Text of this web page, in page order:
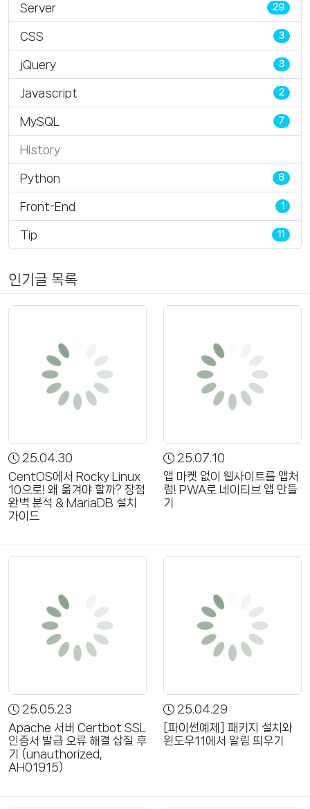
Server 29
CSS 3
jQuery 3
Javascript 2
MySQL 7
History
Python 8
Front-End 1
Tip 11
인기글 목록
25.04.30
CentOS에서 Rocky Linux
10으로! 왜 옮겨야 할까? 장점
완벽 분석 & MariaDB 설치
가이드
25.07.10
앱 마켓 없이 웹사이트를 앱처
럼! PWA로 네이티브 앱 만들
기
25.05.23
Apache 서버 Certbot SSL
인증서 발급 오류 해결 삽질 후
기 (unauthorized,
AH01915)
25.04.29
[파이썬예제] 패키지 설치와
윈도우11에서 알림 띄우기